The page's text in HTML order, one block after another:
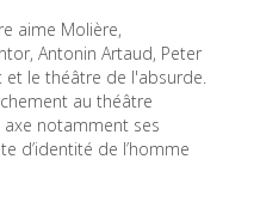
aime Molière,
Antonin Artaud, Peter
et le théâtre de l'absurde.
au théâtre
notamment ses
d’identité de l’homme